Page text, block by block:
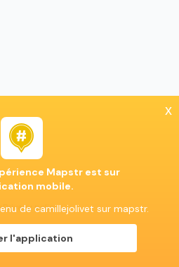
Privacy policy
x
Mapstr est sur
mobile.
de camillejolivet sur mapstr.
l'application